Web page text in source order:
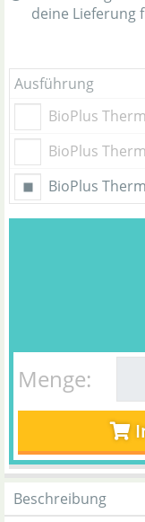
deine Lieferung
Ausführung
BioPlus
BioPlus
BioPlus
Menge:
Beschreibung